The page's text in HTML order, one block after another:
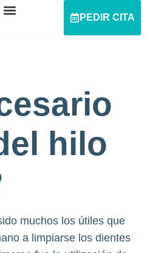
PEDIR CITA
hilo
muchos los útiles que
a limpiarse los dientes